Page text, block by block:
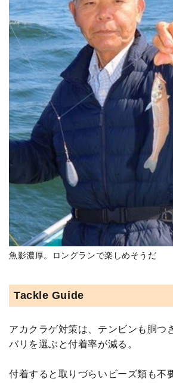
魚影濃厚。ロングランで楽しめそうだ
Tackle Guide
アカクラゲ対策は、テンビンも胴つ
バリを選ぶと付着率が減る。
付着すると取りづらいビーズ類も不